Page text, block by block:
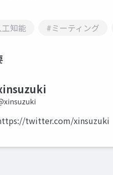
知能 #ミーティング
twitter.com/xinsuzuki